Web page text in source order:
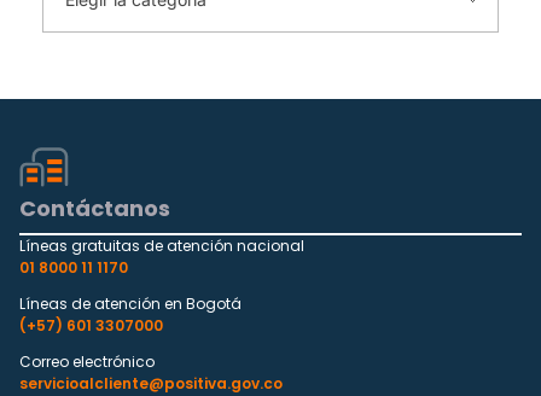
Contáctanos
Líneas gratuitas de atención nacional
01 8000 11 1170
Líneas de atención en Bogotá
(+57) 601 3307000
Correo electrónico
servicioalcliente@positiva.gov.co